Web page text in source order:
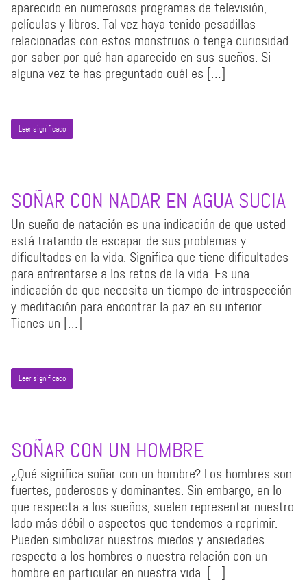
aparecido en numerosos programas de televisión,
películas y libros. Tal vez haya tenido pesadillas
relacionadas con estos monstruos o tenga curiosidad
por saber por qué han aparecido en sus sueños. Si
alguna vez te has preguntado cuál es […]
Leer significado
SOÑAR CON NADAR EN AGUA SUCIA
Un sueño de natación es una indicación de que usted
está tratando de escapar de sus problemas y
dificultades en la vida. Significa que tiene dificultades
para enfrentarse a los retos de la vida. Es una
indicación de que necesita un tiempo de introspección
y meditación para encontrar la paz en su interior.
Tienes un […]
Leer significado
SOÑAR CON UN HOMBRE
¿Qué significa soñar con un hombre? Los hombres son
fuertes, poderosos y dominantes. Sin embargo, en lo
que respecta a los sueños, suelen representar nuestro
lado más débil o aspectos que tendemos a reprimir.
Pueden simbolizar nuestros miedos y ansiedades
respecto a los hombres o nuestra relación con un
hombre en particular en nuestra vida. […]